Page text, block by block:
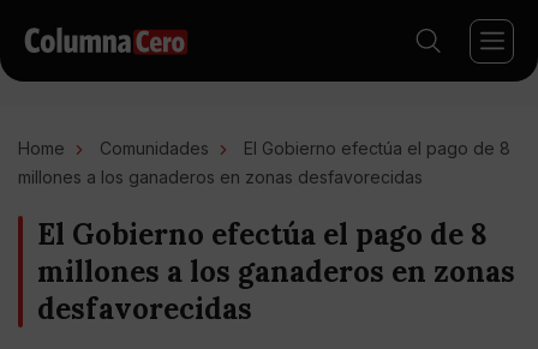
Home Comunidades
El Gobierno efectúa el pago de 8
millones a los ganaderos en zonas desfavorecidas
El Gobierno efectúa el pago de 8
millones a los ganaderos en zonas
desfavorecidas